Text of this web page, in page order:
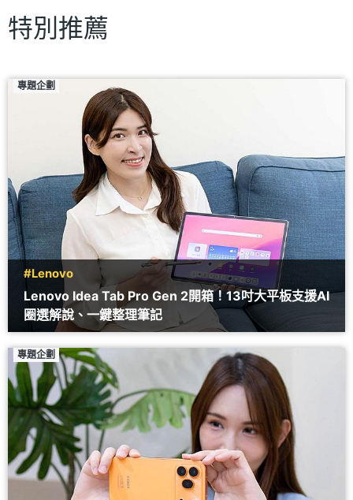
特別推薦
專題企劃
#Lenovo
Lenovo Idea Tab Pro Gen 2開箱！13吋大平板支援AI
圈選解說、一鍵整理筆記
專題企劃